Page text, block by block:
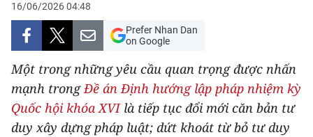
VĂN HÓA
XÃ HỘI
PHÁP LUẬT
DU LỊCH
16/06/2026 04:48
Prefer Nhan Dan
on Google
Một trong những yêu cầu quan trọng được nhấn
mạnh trongĐề án Định hướng lập pháp nhiệm kỳ
Quốc hội khóa XVIlà tiếp tục đổi mới căn bản tư
duy xây dựng pháp luật; dứt khoát từ bỏ tư duy